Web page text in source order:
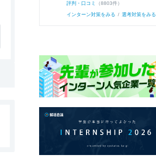
評判・口コミ （8803件）
インターン対策をみる / 選考対策をみる